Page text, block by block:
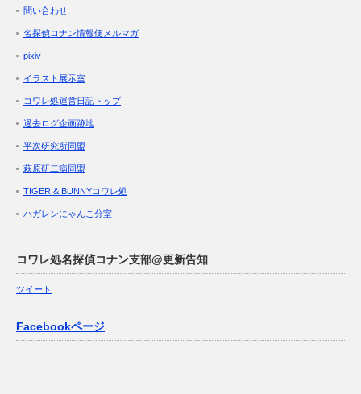
問い合わせ
名探偵コナン情報便メルマガ
pixiv
イラスト展示室
コワレ処運営日記トップ
過去ログ企画跡地
平次研究所同盟
萩原研二病同盟
TIGER & BUNNYコワレ処
ハガレンにゃんこ分室
コワレ処名探偵コナン支部@更新告知
ツイート
Facebookページ